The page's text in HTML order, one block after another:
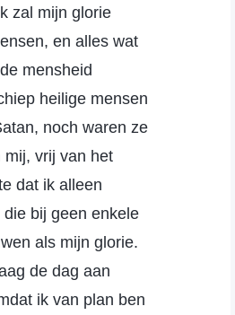
zal mijn glorie
en alles wat
mensheid
heilige mensen
noch waren ze
mij, vrij van het
dat ik alleen
bij geen enkele
als mijn glorie.
de dag aan
ik van plan ben